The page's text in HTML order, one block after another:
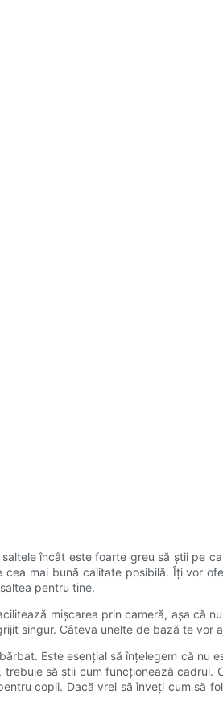
încât este foarte greu să știi pe
mai bună calitate posibilă. Îți vor
pentru tine.
mișcarea prin cameră, așa că
singur. Câteva unelte de bază te vor
Este esențial să înțelegem că nu
să știi cum funcționează cadrul.
copii. Dacă vrei să înveți cum să